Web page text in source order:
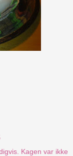
Kagen var ikke